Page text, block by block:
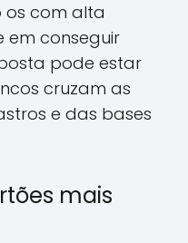
os com alta
em conseguir
pode estar
cruzam as
e das bases
mais